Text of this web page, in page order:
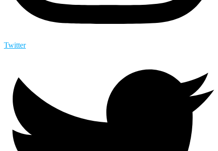
Twitter